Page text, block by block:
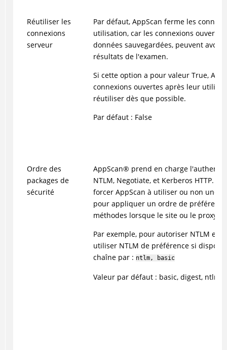
Réutiliser les
connexions
serveur
Par défaut, AppScan ferme les
utilisation, car les connexions
données sauvegardées, peuvent avoir
résultats de l'examen.
Si cette option a pour valeur True,
connexions ouvertes après leur
réutiliser dès que possible.
Par défaut : False
Ordre des
packages de
sécurité
AppScan® prend en charge
NTLM, Negotiate, et Kerberos HTTP.
forcer AppScan à utiliser ou non une
pour appliquer un ordre de
méthodes lorsque le site ou le proxy
Par exemple, pour autoriser NTLM et
utiliser NTLM de préférence si
chaîne par : ntlm, basic
Valeur par défaut : basic, digest, ntlm,